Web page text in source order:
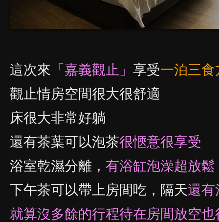
這次來 「嘉義觀止」 享受一泊三食
觀止情房空間很大很舒適
床很大非常好躺
還有茶葉可以泡茶很愜意很享受
浴室乾濕分離， 有浴缸泡澡超放鬆
下午茶可以帶上房間吃，隔天還有
就算沒多餘的行程待在房間放空也